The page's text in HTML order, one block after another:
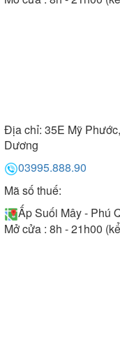
Địa chỉ: 35E Mỹ
Dương
03995.888.90
Mã số thuế:
Ấp Suối Mây - Phú
Mở cửa : 8h - 21h00